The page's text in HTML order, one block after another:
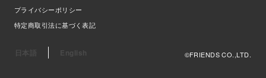
プライバシーポリシー
特定商取引法に基づく表記
日本語 English ©FRIENDS CO.,LTD.